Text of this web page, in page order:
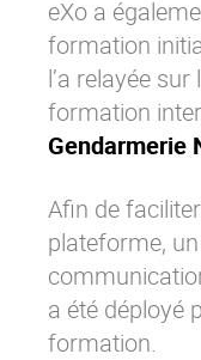
eXo a
formation
l’a relayée sur
formation
Gendarmerie
Afin de
plateforme,
a été déployé
formation.